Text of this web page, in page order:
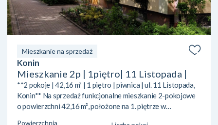
Mieszkanie na sprzedaż
Konin
Mieszkanie 2p | 1piętro| 11 Listopada |
**2 pokoje | 42,16 m² | 1 piętro | piwnica | ul. 11 Listopada,
Konin** Na sprzedaż funkcjonalne mieszkanie 2-pokojowe
o powierzchni 42,16 m², położone na 1. piętrze w
Powierzchnia